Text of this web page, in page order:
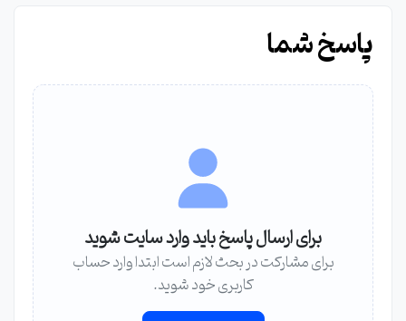
پاسخ شما
برای ارسال پاسخ باید وارد سایت شوید
برای مشارکت در بحث لازم است ابتدا وارد حساب
کاربری خود شوید.